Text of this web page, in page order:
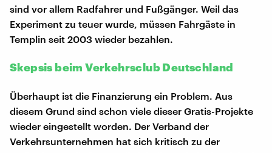
sind vor allem Radfahrer und Fußgänger. Weil das
Experiment zu teuer wurde, müssen Fahrgäste in
Templin seit 2003 wieder bezahlen.
Skepsis beim Verkehrsclub Deutschland
Überhaupt ist die Finanzierung ein Problem. Aus
diesem Grund sind schon viele dieser Gratis-Projekte
wieder eingestellt worden. Der Verband der
Verkehrsunternehmen hat sich kritisch zu der